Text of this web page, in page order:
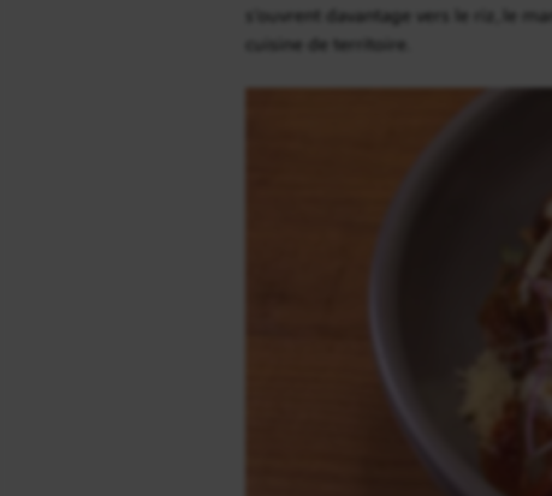
s’ouvrent davantage vers le riz, le
cuisine de territoire.